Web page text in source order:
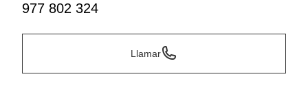
977 802 324
Llamar